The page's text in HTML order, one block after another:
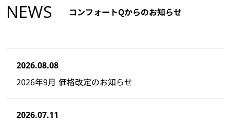
NEWS コンフォートQからのお知らせ
2026.08.08
2026年9月 価格改定のお知らせ
2026.07.11